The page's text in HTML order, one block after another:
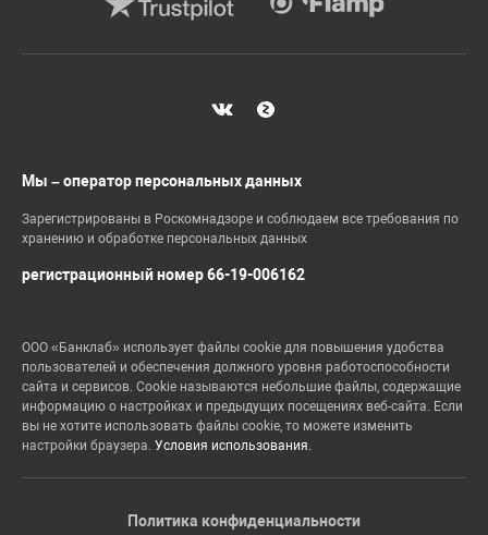
Мы – оператор персональных данных
Зарегистрированы в Роскомнадзоре и соблюдаем все требования по
хранению и обработке персональных данных
регистрационный номер 66-19-006162
ООО «Банклаб» использует файлы cookie для повышения удобства
пользователей и обеспечения должного уровня работоспособности
сайта и сервисов. Cookie называются небольшие файлы, содержащие
информацию о настройках и предыдущих посещениях веб-сайта. Если
вы не хотите использовать файлы cookie, то можете изменить
настройки браузера. Условия использования.
Политика конфиденциальности